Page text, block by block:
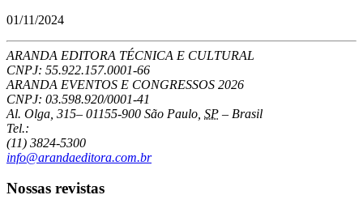
01/11/2024
ARANDA EDITORA TÉCNICA E CULTURAL
CNPJ: 55.922.157.0001-66
ARANDA EVENTOS E CONGRESSOS 2026
CNPJ: 03.598.920/0001-41
Al. Olga, 315– 01155-900 São Paulo SP – Brasil
Tel.:
(11) 3824-5300
info@arandaeditora.com.br
Nossas revistas